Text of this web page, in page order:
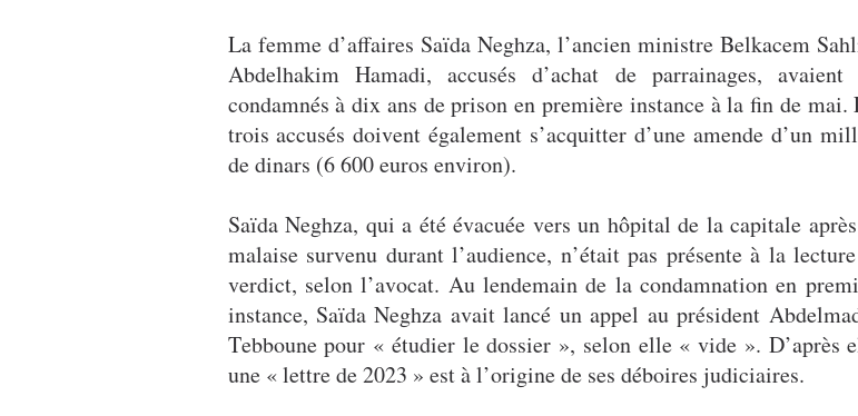
La femme d’affaires Saïda Neghza, l’ancien ministre Belkacem
Abdelhakim Hamadi, accusés d’achat de parrainages, avaient
condamnés à dix ans de prison en première instance à la fin de mai.
trois accusés doivent également s’acquitter d’une amende d’un
de dinars (6 600 euros environ).
Saïda Neghza, qui a été évacuée vers un hôpital de la capitale
malaise survenu durant l’audience, n’était pas présente à la
verdict, selon l’avocat. Au lendemain de la condamnation en
instance, Saïda Neghza avait lancé un appel au président
Tebboune pour « étudier le dossier », selon elle « vide ». D’après
une « lettre de 2023 » est à l’origine de ses déboires judiciaires.